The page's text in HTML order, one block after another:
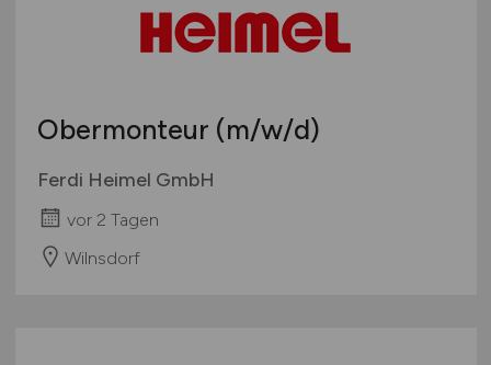
Obermonteur (m/w/d)
Ferdi Heimel GmbH
vor 2 Tagen
Wilnsdorf